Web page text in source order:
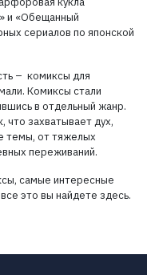
и «Обещанный
сериалов по японской
– комиксы для
Комиксы стали
в отдельный жанр.
что захватывает дух,
темы, от тяжелых
переживаний.
самые интересные
это вы найдете здесь.